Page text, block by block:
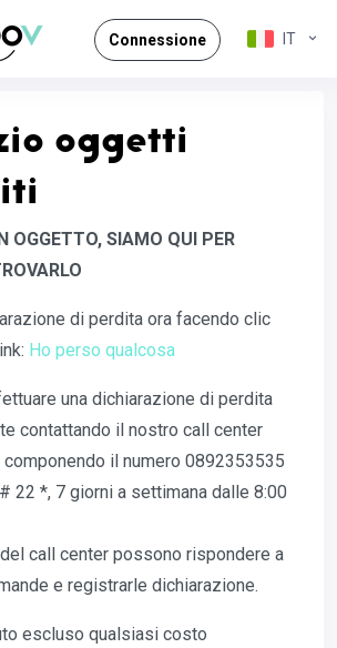
Connessione IT
oggetti
OGGETTO, SIAMO QUI PER
di perdita ora facendo clic
Ho perso qualcosa
una dichiarazione di perdita
contattando il nostro call center
il numero 0892353535
22 *, 7 giorni a settimana dalle 8:00
call center possono rispondere a
e registrarle dichiarazione.
escluso qualsiasi costo